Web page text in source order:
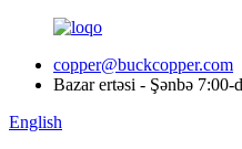
copper@buckcopper.com
Bazar ertəsi - Şənbə 7:00-
English